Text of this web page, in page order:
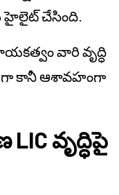
హైలైట్ చేసింది.
వారి వృద్ధి
కానీ ఆశావహంగా
వృద్ధిపై